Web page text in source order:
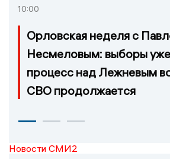
10:00
Орловская неделя с
Несмеловым: выборы
процесс над Лежневым
СВО продолжается
Новости СМИ2